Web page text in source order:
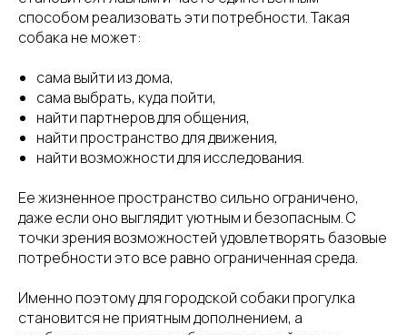
способом реализовать эти потребности. Такая
собака не может:
сама выйти из дома,
сама выбрать, куда пойти,
найти партнеров для общения,
найти пространство для движения,
найти возможности для исследования.
Ее жизненное пространство сильно ограничено,
даже если оно выглядит уютным и безопасным. С
точки зрения возможностей удовлетворять базовые
потребности это все равно ограниченная среда.
Именно поэтому для городской собаки прогулка
становится не приятным дополнением, а